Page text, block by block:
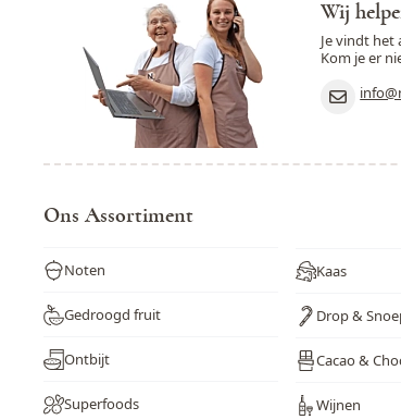
Wij
Je vindt
Kom je er
Ons Assortiment
Noten
Gedroogd fruit
Ontbijt
Superfoods
Kaas
Drop &
Cacao &
Wijnen